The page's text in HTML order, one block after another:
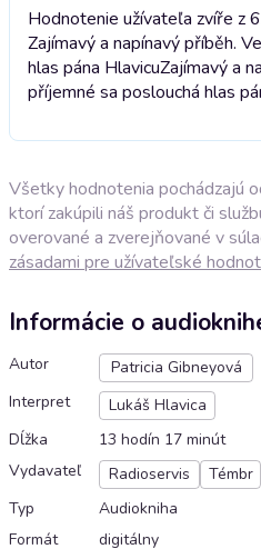
Hodnotenie užívateľa zvíře z
Zajímavý a napínavý příběh.
hlas pána HlavicuZajímavý a
příjemné sa poslouchá hlas
Všetky hodnotenia pochádzajú
ktorí zakúpili náš produkt či
overované a zverejňované v
zásadami pre užívateľské
Informácie o
Autor
Patricia Gibneyová
Interpret
Lukáš Hlavica
Dĺžka
13 hodín 17 minút
Vydavateľ
Radioservis
Témbr
Typ
Audiokniha
Formát
digitálny